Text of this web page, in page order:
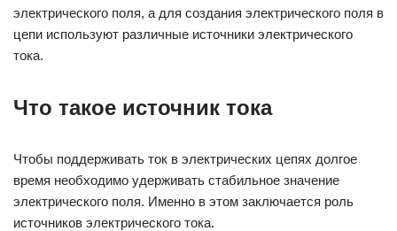
электрического поля, а для создания электрического поля в
цепи используют различные источники электрического
тока.
Что такое источник тока
Чтобы поддерживать ток в электрических цепях долгое
время необходимо удерживать стабильное значение
электрического поля. Именно в этом заключается роль
источников электрического тока.